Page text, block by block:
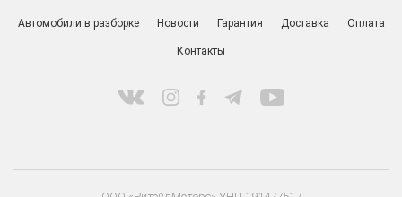
Автомобили в разборке Новости Гарантия Доставка Оплата
Контакты